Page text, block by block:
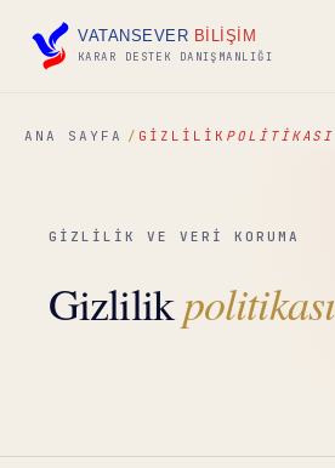
VATANSEVER BİLİŞİM
KARAR DESTEK DANIŞMANLIĞI
▾
ANA SAYFA GIZLILIK POLITIKASI
GİZLİLİK VE VERİ KORUMA
Gizlilikpolitikası